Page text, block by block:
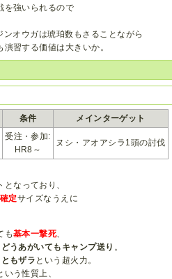
を強いられるので
オウガは琥珀数もさることながら
習する価値は大きいか。
条件 メインターゲット
受注・参加:
HR8～
ヌシ・アオアシラ1頭の討伐
となっており、
定サイズなうえに
も基本一撃死、
どうあがいてもキャンプ送り 。
もザラ という超火力。
う性質上、